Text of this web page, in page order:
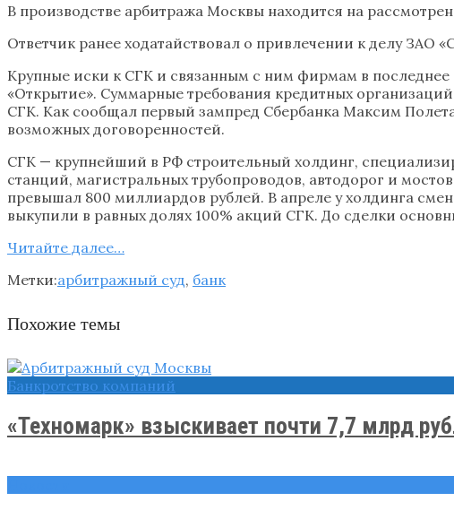
В производстве арбитража Москвы находится на
Ответчик ранее ходатайствовал о привлечении к делу ЗАО
Крупные иски к СГК и связанным с ним фирмам в
«Открытие». Суммарные требования кредитных
СГК. Как сообщал первый зампред Сбербанка Максим
возможных договоренностей.
СГК — крупнейший в РФ строительный холдинг,
станций, магистральных трубопроводов, автодорог и
превышал 800 миллиардов рублей. В апреле у холдинга
выкупили в равных долях 100% акций СГК. До сделки
Читайте далее…
Метки:арбитражный суд, банк
Похожие темы
Банкротство компаний
«Техномарк» взыскивает почти 7,7 млрд